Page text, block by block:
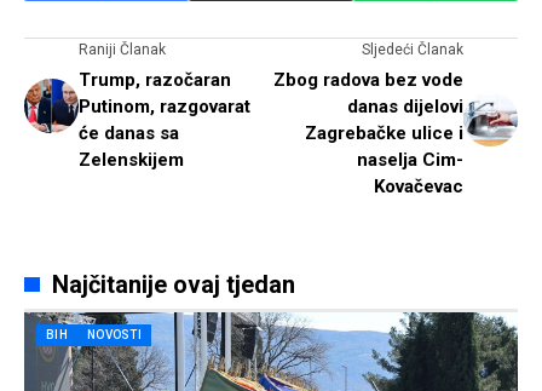
Raniji Članak
Trump, razočaran
Putinom, razgovarat
će danas sa
Zelenskijem
Sljedeći Članak
Zbog radova bez vode
danas dijelovi
Zagrebačke ulice i
naselja Cim-
Kovačevac
Najčitanije ovaj tjedan
BIH NOVOSTI